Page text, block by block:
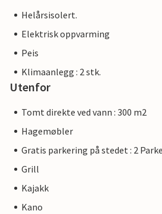
Helårsisolert.
Elektrisk oppvarming
Peis
Klimaanlegg : 2 stk.
Utenfor
Tomt direkte ved vann : 300 m2
Hagemøbler
Gratis parkering på stedet : 2
Grill
Kajakk
Kano